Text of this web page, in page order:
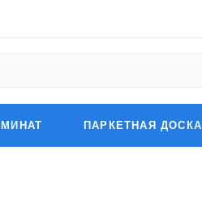
ПАРКЕТНАЯ ДОСКА